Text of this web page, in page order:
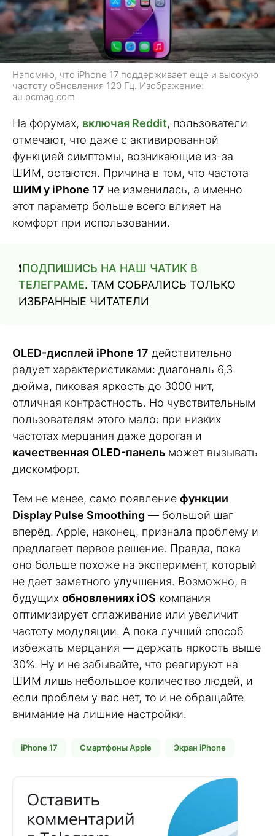
Напомню, что iPhone 17 поддерживает еще и высокую
частоту обновления 120 Гц. Изображение:
au.pcmag.com
На форумах, включая Reddit, пользователи
отмечают, что даже с активированной
функцией симптомы, возникающие из-за
ШИМ, остаются. Причина в том, что частота
ШИМ у iPhone 17 не изменилась, а именно
этот параметр больше всего влияет на
комфорт при использовании.
❗️ПОДПИШИСЬ НА НАШ ЧАТИК В
ТЕЛЕГРАМЕ. ТАМ СОБРАЛИСЬ ТОЛЬКО
ИЗБРАННЫЕ ЧИТАТЕЛИ
OLED-дисплей iPhone 17 действительно
радует характеристиками: диагональ 6,3
дюйма, пиковая яркость до 3000 нит,
отличная контрастность. Но чувствительным
пользователям этого мало: при низких
частотах мерцания даже дорогая и
качественная OLED-панель может вызывать
дискомфорт.
Тем не менее, само появление функции
Display Pulse Smoothing — большой шаг
вперёд. Apple, наконец, признала проблему и
предлагает первое решение. Правда, пока
оно больше похоже на эксперимент, который
не дает заметного улучшения. Возможно, в
будущих обновлениях iOS компания
оптимизирует сглаживание или увеличит
частоту модуляции. А пока лучший способ
избежать мерцания — держать яркость выше
30%. Ну и не забывайте, что реагируют на
ШИМ лишь небольшое количество людей, и
если проблем у вас нет, то и не обращайте
внимание на лишние настройки.
iPhone 17 Смартфоны Apple Экран iPhone